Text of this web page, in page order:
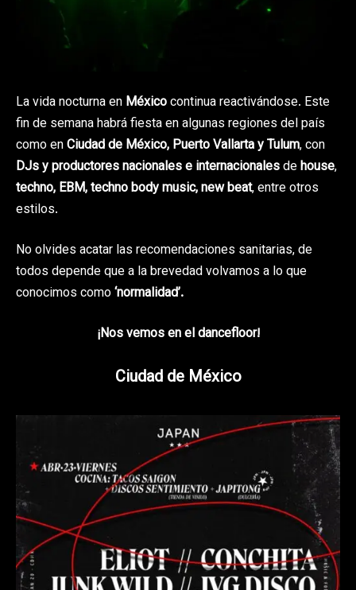
La vida nocturna en Méxicocontinua reactivándose. Este
fin de semana habrá fiesta en algunas regiones del país
como enCiudad de México, Puerto Vallarta y Tulum, con
DJs y productores nacionales e internacionalesdehouse,
techno, EBM, techno body music, new beat, entre otros
estilos.
No olvides acatar las recomendaciones sanitarias, de
todos depende que a la brevedad volvamos a lo que
conocimos como‘normalidad’.
¡Nos vemos en el dancefloor!
Ciudad de México